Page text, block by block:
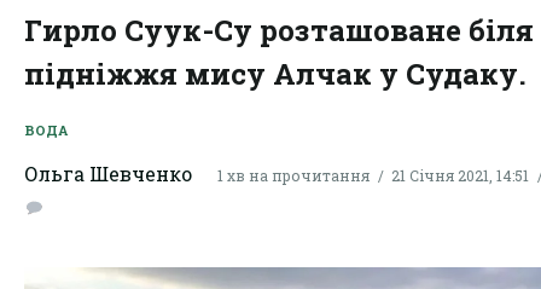
Гирло Суук-Су розташоване біля
підніжжя мису Алчак у Судаку.
ВОДА
Ольга Шевченко 1 хв на прочитання 21 Січня 2021, 14:51